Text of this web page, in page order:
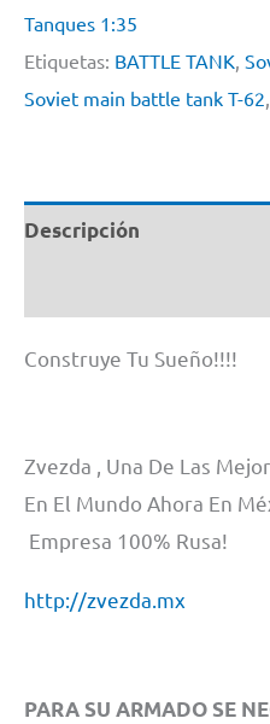
T-
62
By
3622
1/35
Tanques 1:35
Etiquetas: BATTLE TANK,
Soviet main battle tank T-62,
Descripción
Construye Tu Sueño!!!!
Zvezda , Una De Las
En El Mundo Ahora En
Empresa 100% Rusa!
http://zvezda.mx
PARA SU ARMADO SE